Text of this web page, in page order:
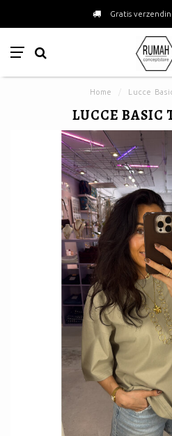
Gratis
Home Lucce
LUCCE BASIC